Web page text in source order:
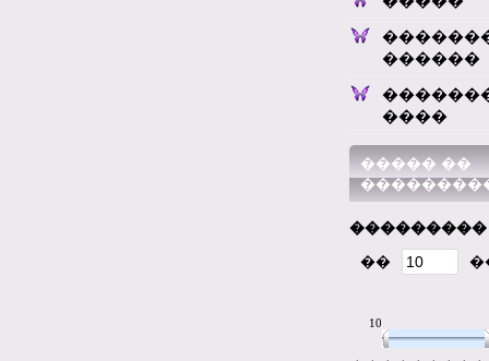
������
����
����� ��
���������
��
10
10